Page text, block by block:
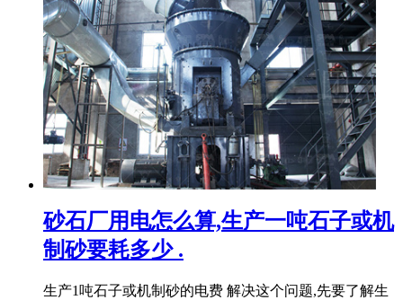
砂石厂用电怎么算,生产一吨石子或机
制砂要耗多少 .
生产1吨石子或机制砂的电费 解决这个问题,先要了解生